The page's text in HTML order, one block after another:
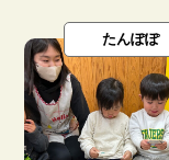
たんぽぽ